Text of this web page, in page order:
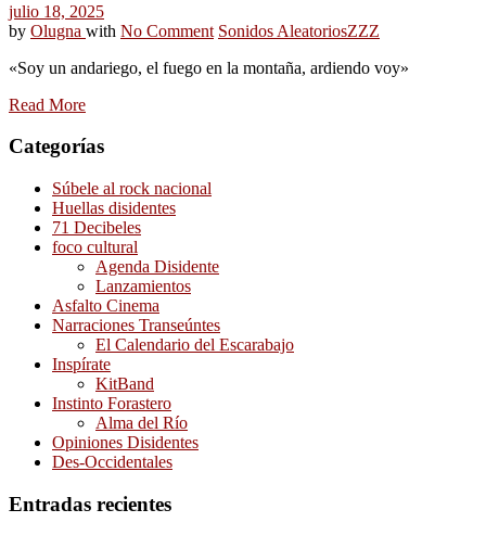
julio 18, 2025
by Olugna with No Comment Sonidos AleatoriosZZZ
«Soy un andariego, el fuego en la montaña, ardiendo voy»
Read More
Categorías
Súbele al rock nacional
Huellas disidentes
71 Decibeles
foco cultural
Agenda Disidente
Lanzamientos
Asfalto Cinema
Narraciones Transeúntes
El Calendario del Escarabajo
Inspírate
KitBand
Instinto Forastero
Alma del Río
Opiniones Disidentes
Des-Occidentales
Entradas recientes